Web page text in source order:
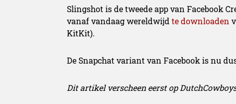
Slingshot is de tweede app van Facebook
vanaf vandaag wereldwijd te downloaden
KitKit).
De Snapchat variant van Facebook is nu
Dit artikel verscheen eerst op